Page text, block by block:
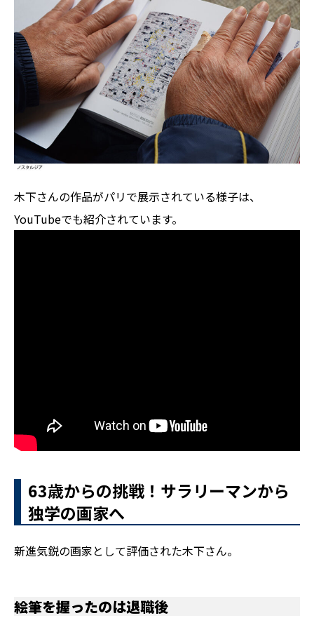
木下さんの作品がパリで展示されている様子は、
YouTubeでも紹介されています。
63歳からの挑戦！サラリーマンから
独学の画家へ
新進気鋭の画家として評価された木下さん。
絵筆を握ったのは退職後